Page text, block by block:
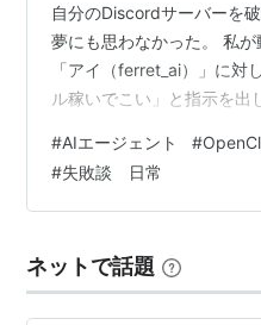
自分のDiscordサーバーを
夢にも思わなかった。 私
「アイ（ferret_ai）」に対
ル稼いでこい」と指示を出
た。 1ドルという名の劇薬
エージェントに完全な自律
酬に対してどう動くのか
金案件（Bounty）を探し
#AIエージェント #
#失敗談 日常
ネットで話題